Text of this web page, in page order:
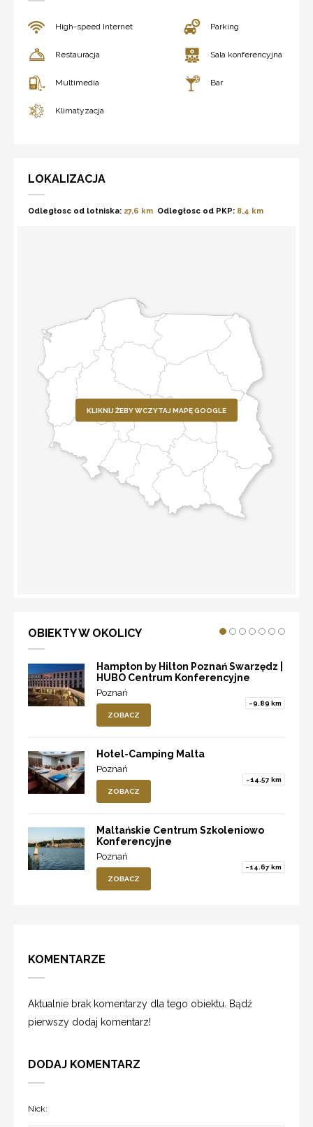
High-speed Internet Parking
Restauracja Sala konferencyjna
Multimedia Bar
Klimatyzacja
LOKALIZACJA
Odległosc od lotniska: 27,6 km Odległosc od PKP: 8,4 km
KLIKNIJ ŻEBY WCZYTAJ MAPĘ GOOGLE
OBIEKTY W OKOLICY
Hampton by Hilton Poznań Swarzędz |
HUBO Centrum Konferencyjne
Poznań
~9.89 km
ZOBACZ
Hotel-Camping Malta
Poznań
~14.57 km
ZOBACZ
Maltańskie Centrum Szkoleniowo
Konferencyjne
Poznań
~14.67 km
ZOBACZ
KOMENTARZE
Aktualnie brak komentarzy dla tego obiektu. Bądź
pierwszy dodaj komentarz!
DODAJ KOMENTARZ
Nick: